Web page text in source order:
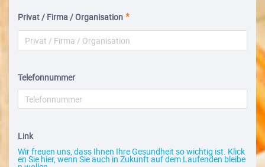
Privat / Firma / Organisation
Telefonnummer
Link
Wir freuen uns, dass Ihnen Ihre Gesundheit so wichtig ist. Klick
en Sie hier, wenn Sie auch in Zukunft auf dem Laufenden bleibe